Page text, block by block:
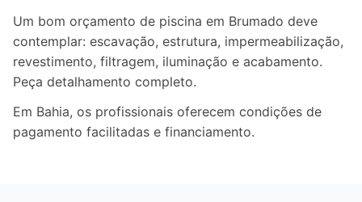
Um bom orçamento de piscina em Brumado deve
contemplar: escavação, estrutura, impermeabilização,
revestimento, filtragem, iluminação e acabamento.
Peça detalhamento completo.
Em Bahia, os profissionais oferecem condições de
pagamento facilitadas e financiamento.